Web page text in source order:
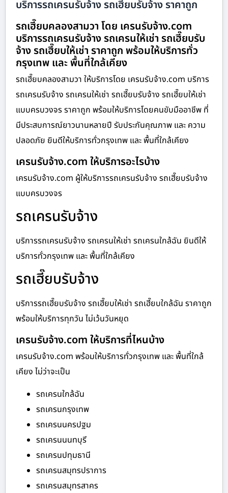
บริการรถเครนรับจ้าง รถเฮี๊ยบรับจ้าง ราคาถูก
รถเฮี๊ยบคลองสามวา โดย เครนรับจ้าง.com
บริการรถเครนรับจ้าง รถเครนให้เช่า รถเฮี๊ยบรับ
จ้าง รถเฮี๊ยบให้เช่า ราคาถูก พร้อมให้บริการทั่ว
กรุงเทพ และ พื้นที่ใกล้เคียง
รถเฮี๊ยบคลองสามวา ให้บริการโดย เครนรับจ้าง.com บริการ
รถเครนรับจ้าง รถเครนให้เช่า รถเฮี๊ยบรับจ้าง รถเฮี๊ยบให้เช่า
แบบครบวงจร ราคาถูก พร้อมให้บริการโดยคนขับมืออาชีพ ที่
มีประสบการณ์ยาวนานหลายปี รับประกันคุณภาพ และ ความ
ปลอดภัย ยินดีให้บริการทั่วกรุงเทพ และ พื้นที่ใกล้เคียง
เครนรับจ้าง.com ให้บริการอะไรบ้าง
เครนรับจ้าง.com ผู้ให้บริการรถเครนรับจ้าง รถเฮี๊ยบรับจ้าง
แบบครบวงจร
รถเครนรับจ้าง
บริการรถเครนรับจ้าง รถเครนให้เช่า รถเครนใกล้ฉัน ยินดีให้
บริการทั่วกรุงเทพ และ พื้นที่ใกล้เคียง
รถเฮี๊ยบรับจ้าง
บริการรถเฮี๊ยบรับจ้าง รถเฮี๊ยบให้เช่า รถเฮี๊ยบใกล้ฉัน ราคาถูก
พร้อมให้บริการทุกวัน ไม่เว้นวันหยุด
เครนรับจ้าง.com ให้บริการที่ไหนบ้าง
เครนรับจ้าง.com พร้อมให้บริการทั่วกรุงเทพ และ พื้นที่ใกล้
เคียง ไม่ว่าจะเป็น
รถเครนใกล้ฉัน
รถเครนกรุงเทพ
รถเครนนครปฐม
รถเครนนนทบุรี
รถเครนปทุมธานี
รถเครนสมุทรปราการ
รถเครนสมุทรสาคร